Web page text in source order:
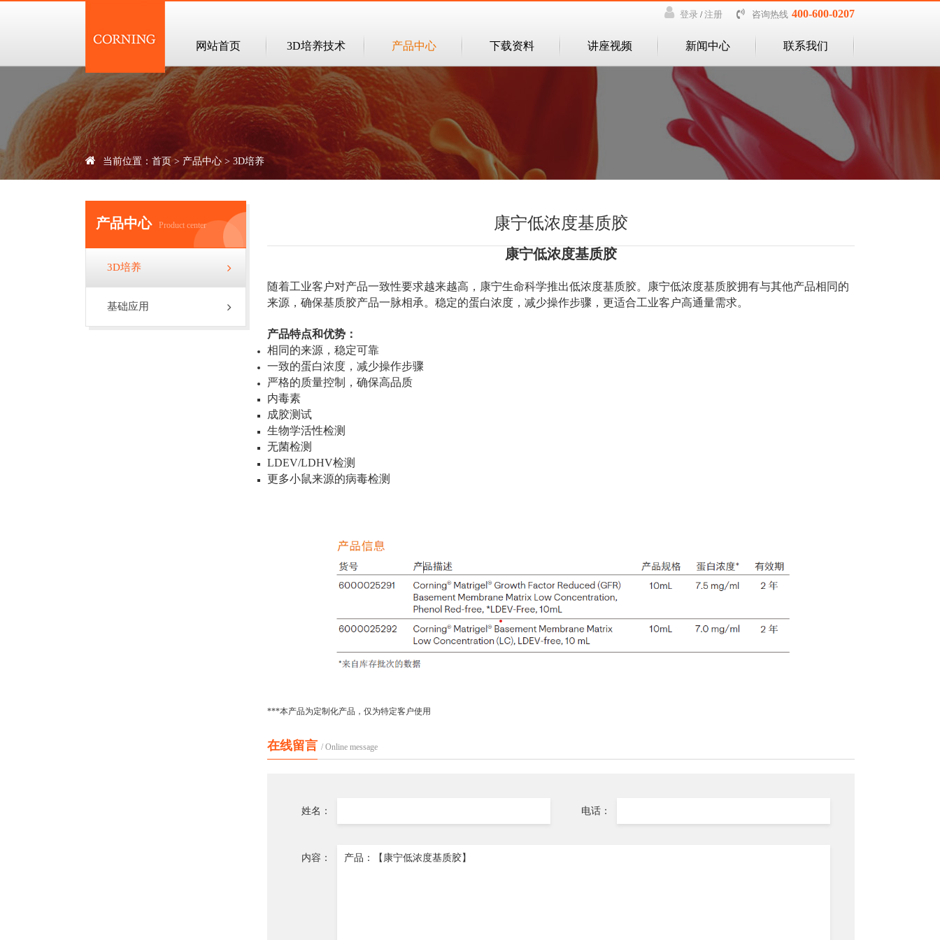
登录 /注册 咨询热线 400-600-0207
网站首页 3D培养技术 产品中心 下载资料 讲座视频 新闻中心 联系我们
当前位置： 首页> 产品中心 > 3D培养
产品中心 Product center
3D培养
基础应用
康宁低浓度基质胶
康宁低浓度基质胶
随着工业客户对产品一致性要求越来越高，康宁生命科学推出低浓度基质胶。康宁低浓度基质胶拥有与其他产品相同的
来源，确保基质胶产品一脉相承。稳定的蛋白浓度，减少操作步骤，更适合工业客户高通量需求。
产品特点和优势：
相同的来源，稳定可靠
一致的蛋白浓度，减少操作步骤
严格的质量控制，确保高品质
内毒素
成胶测试
生物学活性检测
无菌检测
LDEV/LDHV检测
更多小鼠来源的病毒检测
***本产品为定制化产品，仅为特定客户使用
在线留言 / Online message
姓名： 电话：
内容：